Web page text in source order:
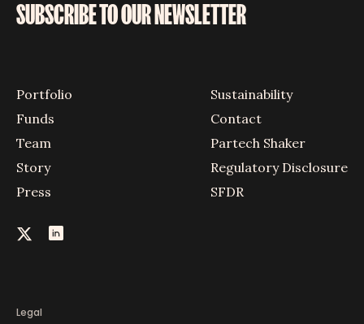
SUBSCRIBE TO OUR NEWSLETTER
Portfolio
Funds
Team
Story
Press
Sustainability
Contact
Partech Shaker
Regulatory Disclosure
SFDR
Legal